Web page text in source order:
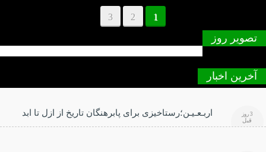
1
2
3
تصویر روز
آخرین اخبار
اربـعـیـن؛رستاخیزی برای پابرهنگان تاریخ از ازل تا ابد 3 روز
قبل